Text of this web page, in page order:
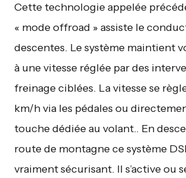
Cette technologie appelée
« mode offroad » assiste le
descentes. Le système maintient
à une vitesse réglée par des
freinage ciblées. La vitesse se
km/h via les pédales ou
touche dédiée au volant.. En
route de montagne ce système
vraiment sécurisant. Il s’active ou